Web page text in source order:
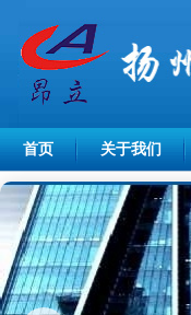
首页 关于我们